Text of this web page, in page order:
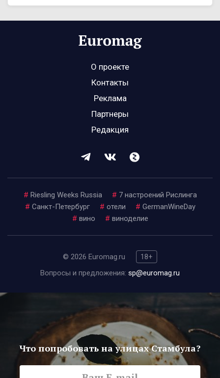
О проекте
Контакты
Реклама
Партнеры
Редакция
# Riesling Weeks Russia # 7 настроений Рислинга
# Санкт-Петербург # отели # GermanWineDay
# вино # виноделие
© 2026 Euromag.ru
18+
Вопросы и предложения: sp@euromag.ru
Что попробовать на улицах Стамбула?